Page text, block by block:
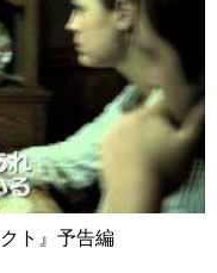
ト』予告編